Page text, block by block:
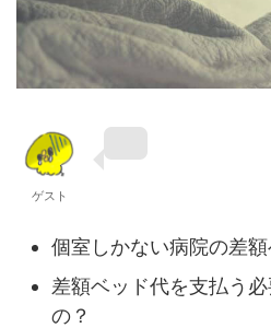
ゲスト
個室しかない病院の差
差額ベッド代を支払う
の？